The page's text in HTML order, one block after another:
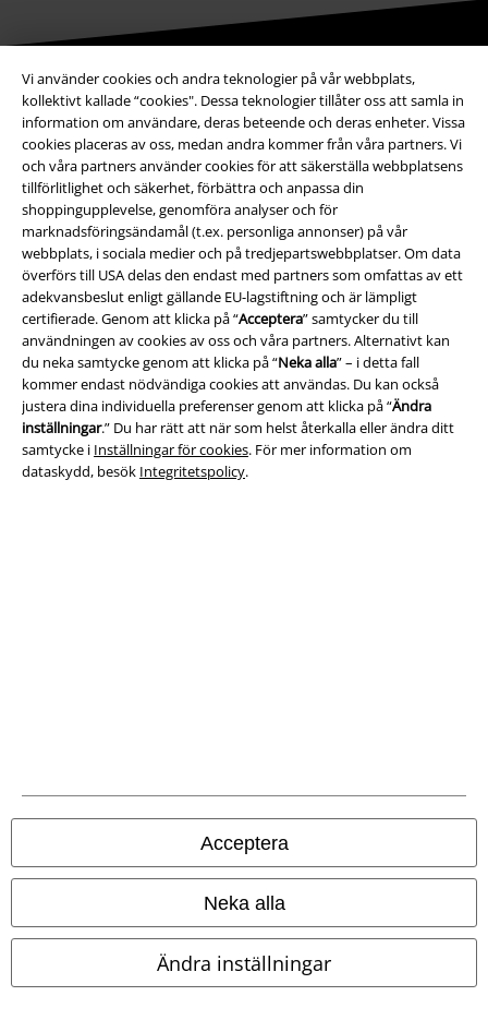
Vi använder cookies och andra teknologier på vår webbplats,
kollektivt kallade “cookies". Dessa teknologier tillåter oss att samla in
information om användare, deras beteende och deras enheter. Vissa
cookies placeras av oss, medan andra kommer från våra partners. Vi
och våra partners använder cookies för att säkerställa webbplatsens
tillförlitlighet och säkerhet, förbättra och anpassa din
shoppingupplevelse, genomföra analyser och för
marknadsföringsändamål (t.ex. personliga annonser) på vår
webbplats, i sociala medier och på tredjepartswebbplatser. Om data
överförs till USA delas den endast med partners som omfattas av ett
adekvansbeslut enligt gällande EU-lagstiftning och är lämpligt
certifierade. Genom att klicka på “Acceptera” samtycker du till
användningen av cookies av oss och våra partners. Alternativt kan
du neka samtycke genom att klicka på “Neka alla” – i detta fall
kommer endast nödvändiga cookies att användas. Du kan också
justera dina individuella preferenser genom att klicka på “Ändra
inställningar.” Du har rätt att när som helst återkalla eller ändra ditt
samtycke i Inställningar för cookies. För mer information om
dataskydd, besök Integritetspolicy.
Acceptera
Neka alla
Ändra inställningar
Bli en del av gemenskapen!
Betalningsmetod
Frakt